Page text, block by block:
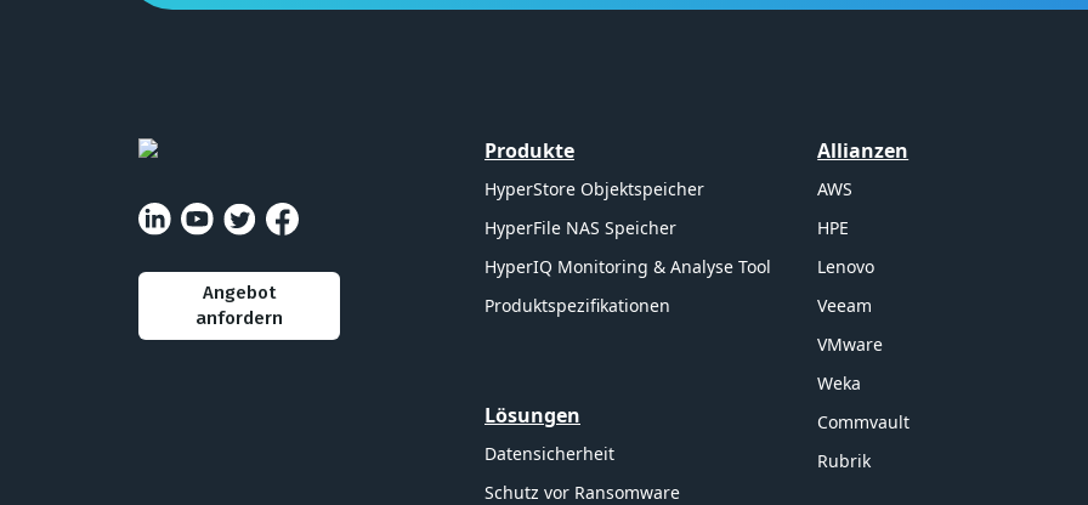
Angebot
anfordern
Produkte
HyperStore Objektspeicher
HyperFile NAS Speicher
HyperIQ Monitoring & Analyse Tool
Produktspezifikationen
Lösungen
Datensicherheit
Schutz vor Ransomware
Allianzen
AWS
HPE
Lenovo
Veeam
VMware
Weka
Commvault
Rubrik